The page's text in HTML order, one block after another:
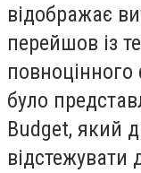
відображає
перейшов із
було
Budget, який
відстежувати